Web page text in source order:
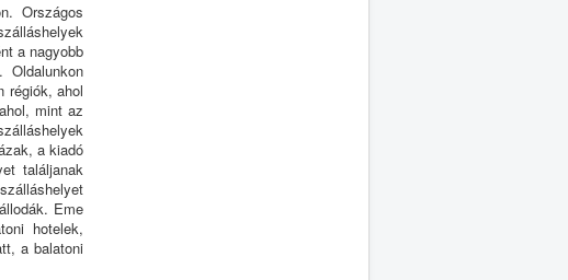
Országos
a nagyobb
régiók, ahol
mint az
a kiadó
találjanak
Eme
hotelek,
a balatoni